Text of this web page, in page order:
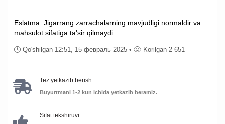
Eslatma. Jigarrang zarrachalarning mavjudligi normaldir va
mahsulot sifatiga ta'sir qilmaydi.
Qo'shilgan 12:51, 15-февраль-2025 • Korilgan 2 651
Tez yetkazib berish
Buyurtmani 1-2 kun ichida yetkazib beramiz.
Sifat tekshiruvi